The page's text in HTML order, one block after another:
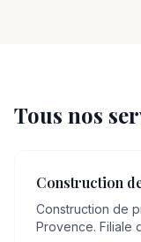
Tous nos
Construction
Construction de
Provence. Filiale